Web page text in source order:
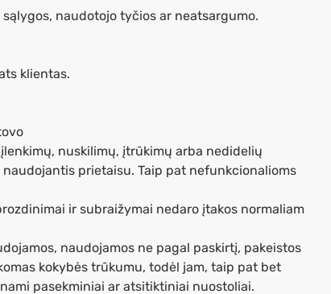
naudotojo tyčios ar neatsargumo.
klientas.
nuskilimų, įtrūkimų arba nedidelių
prietaisu. Taip pat nefunkcionalioms
ir subraižymai nedaro įtakos normaliam
naudojamos ne pagal paskirtį, pakeistos
kokybės trūkumu, todėl jam, taip pat bet
pasekminiai ar atsitiktiniai nuostoliai.